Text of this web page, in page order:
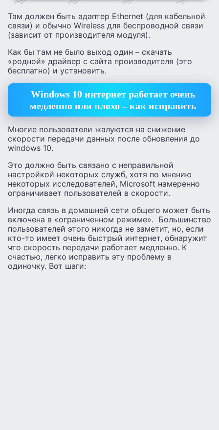
Там должен быть адаптер Ethernet (для кабельной
связи) и обычно Wireless для беспроводной связи
(зависит от производителя модуля).
Как бы там не было выход один – скачать
«родной» драйвер с сайта производителя (это
бесплатно) и установить.
Windows 10 интернет работает очень
медленно или плохо – как исправить
Многие пользователи жалуются на снижение
скорости передачи данных после обновления до
windows 10.
Это должно быть связано с неправильной
настройкой некоторых служб, хотя по мнению
некоторых исследователей, Microsoft намеренно
ограничивает пользователей в скорости.
Иногда связь в домашней сети общего может быть
включена в «ограниченном режиме». Большинство
пользователей этого никогда не заметит, но, если
кто-то имеет очень быстрый интернет, обнаружит
что скорость передачи работает медленно. К
счастью, легко исправить эту проблему в
одиночку. Вот шаги: